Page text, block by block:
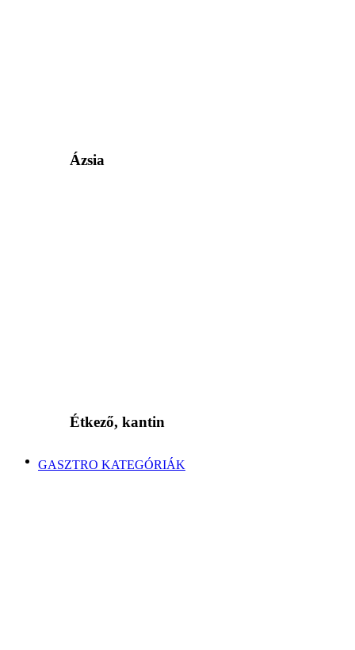
Ázsia
Étkező, kantin
GASZTRO KATEGÓRIÁK